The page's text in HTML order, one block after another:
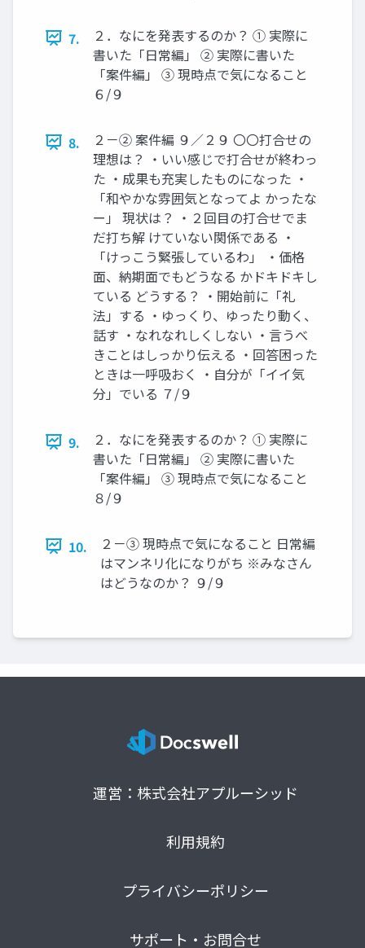
7.
２．なにを発表するのか？ ① 実際に
書いた「日常編」 ② 実際に書いた
「案件編」 ③ 現時点で気になること
６/９
8.
２－② 案件編 ９／２９ 〇〇打合せの
理想は？ ・いい感じで打合せが終わっ
た ・成果も充実したものになった ・
「和やかな雰囲気となってよ かったな
ー」 現状は？ ・２回目の打合せでま
だ打ち解 けていない関係である ・
「けっこう緊張しているわ」 ・価格
面、納期面でもどうなる かドキドキし
ている どうする？ ・開始前に「礼
法」する ・ゆっくり、ゆったり動く、
話す ・なれなれしくしない ・言うべ
きことはしっかり伝える ・回答困った
ときは一呼吸おく ・自分が「イイ気
分」でいる ７/９
9.
２．なにを発表するのか？ ① 実際に
書いた「日常編」 ② 実際に書いた
「案件編」 ③ 現時点で気になること
８/９
10.
２－③ 現時点で気になること 日常編
はマンネリ化になりがち ※みなさん
はどうなのか？ ９/９
運営：株式会社アプルーシッド
利用規約
プライバシーポリシー
サポート・お問合せ